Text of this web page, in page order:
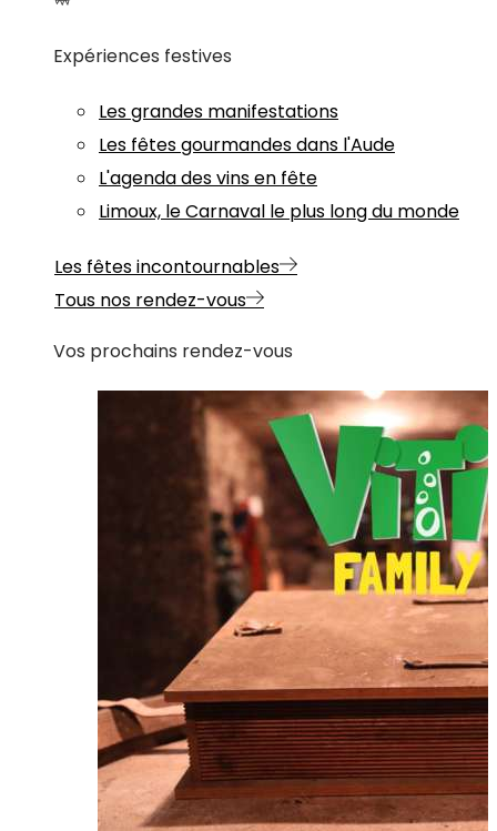
Expériences festives
Les grandes manifestations
Les fêtes gourmandes dans l'Aude
L'agenda des vins en fête
Limoux, le Carnaval le plus long du monde
Les fêtes incontournables
Tous nos rendez-vous
Vos prochains rendez-vous